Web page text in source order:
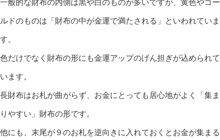
一般的な財布の内側は黒や白のものが多いですが、黄色やゴー
ルドのものは「財布の中が金運で満たされる」といわれていま
す。
色だけでなく財布の形にも金運アップのげん担ぎが込められて
います。
長財布はお札が曲がらず、お金にとっても居心地がよく「集ま
りやすい」財布の形です。
他にも、末尾が９のお札を逆向きに入れておくとお金が集まる